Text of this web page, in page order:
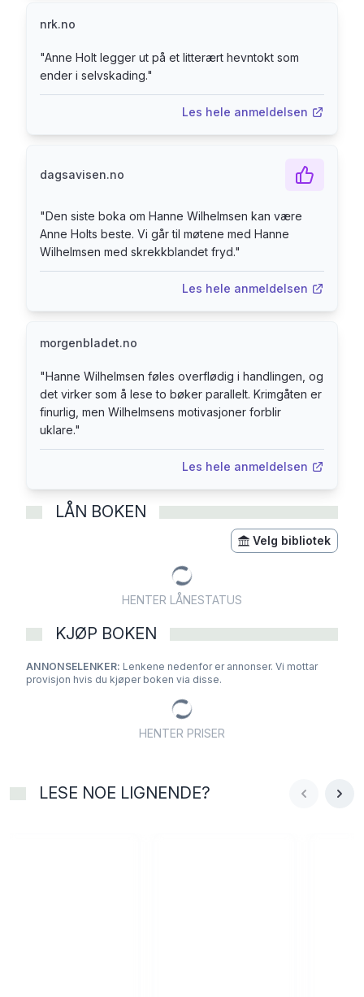
leges, om misunnelse, svik og hevn, og om en
kanskje aldri lar seg oppklare. Om ikke Hanne
Wilhelmsen får prøve seg.
nrk.no
"Anne Holt legger ut på et litterært hevntokt som
ender i selvskading."
Les hele anmeldelsen
dagsavisen.no
"Den siste boka om Hanne Wilhelmsen kan være
Anne Holts beste. Vi går til møtene med Hanne
Wilhelmsen med skrekkblandet fryd."
Les hele anmeldelsen
morgenbladet.no
"Hanne Wilhelmsen føles overflødig i handlingen, og
det virker som å lese to bøker parallelt. Krimgåten er
finurlig, men Wilhelmsens motivasjoner forblir
uklare."
Les hele anmeldelsen
LÅN BOKEN
Velg bibliotek
HENTER LÅNESTATUS
KJØP BOKEN
ANNONSELENKER: Lenkene nedenfor er annonser. Vi mottar
provisjon hvis du kjøper boken via disse.
HENTER PRISER
LESE NOE LIGNENDE?